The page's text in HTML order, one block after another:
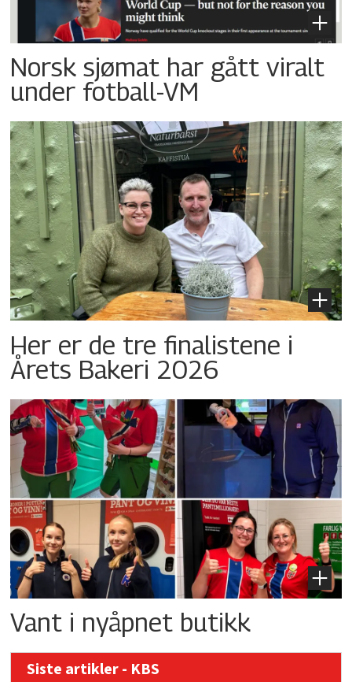
Norsk sjømat har gått viralt
under fotball-VM
Her er de tre finalistene i
Årets Bakeri 2026
Vant i nyåpnet butikk
Siste artikler - KBS